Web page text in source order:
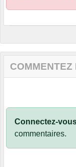
COMMENTEZ
Connectez-
commentaires.